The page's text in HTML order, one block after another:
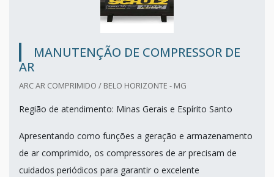
MANUTENÇÃO DE COMPRESSOR DE
AR
ARC AR COMPRIMIDO / BELO HORIZONTE - MG
Região de atendimento: Minas Gerais e Espírito Santo
Apresentando como funções a geração e armazenamento
de ar comprimido, os compressores de ar precisam de
cuidados periódicos para garantir o excelente